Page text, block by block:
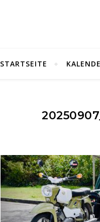
STARTSEITE